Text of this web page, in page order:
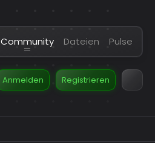
Community Dateien Pulse
Anmelden Registrieren